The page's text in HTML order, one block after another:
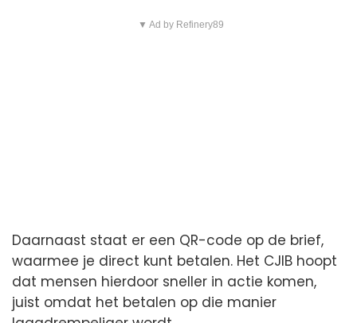
▼ Ad by Refinery89
Daarnaast staat er een QR-code op de brief,
waarmee je direct kunt betalen. Het CJIB hoopt
dat mensen hierdoor sneller in actie komen,
juist omdat het betalen op die manier